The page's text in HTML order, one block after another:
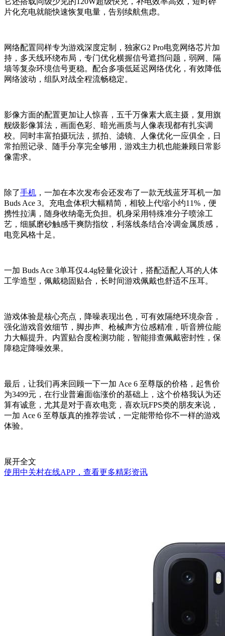
片化充电就能快速恢复电量，告别续航焦虑。
网络配置同样专为游戏深度定制，独家G2 Pro电竞网络芯片加
持，多天线环绕布局，专门优化横握信号遮挡问题，弱网、隔
墙等复杂环境信号更稳。配合多项低延迟网络优化，有效降低
网络波动，组队对战全程流畅稳定。
影像方面的配置更加让人惊喜，五千万像素大底主摄，复用旗
舰级影像算法，画面色彩、暗光画质与人像表现都有扎实调
校。同时丰富拍摄玩法，抓拍、滤镜、人像优化一应俱全，日
常拍照记录、随手分享完全够用，游戏主力机也能兼顾日常影
像需求。
除了手机 ，一加在本次发布会还发布了一款无线蓝牙耳机一加
Buds Ace 3。充电盒体积大幅精简，相较上代缩小约11%，便
携性拉满，随身收纳毫无负担。机身采用特殊准分子喷涂工
艺，细腻磨砂触感干爽防指纹，利落线条结合冷调金属质感，
电竞风格十足。
一加 Buds Ace 3单耳仅4.4g轻量化设计，搭配适配人耳的人体
工学造型，佩戴稳固贴合，长时间游戏佩戴也舒适不压耳。
游戏体验是核心亮点，降噪表现出色，可有效隔绝环境杂音，
强化游戏音效细节，脚步声、枪械声方位感精准，听音辨位能
力大幅提升。内置贴合度检测功能，智能排查佩戴密封性，保
障稳定降噪效果。
最后，让我们再来回顾一下一加 Ace 6 至尊版的价格，起售价
为3499元，在行业普遍面临涨价的基础上，这个价格我认为还
算有诚意，尤其是对于喜欢电竞，喜欢玩FPS类的朋友来说，
一加 Ace 6 至尊版真的推荐尝试，一定能带给你不一样的游戏
体验。
展开全文
使用中关村在线APP，查看更多精彩资讯